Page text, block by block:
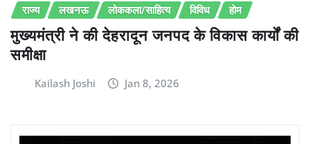
राज्य
लखनऊ लोककला/साहित्य विविध होम
मुख्यमंत्री ने की देहरादून जनपद के विकास कार्यों की
समीक्षा
Kailash Joshi Jan 8, 2026